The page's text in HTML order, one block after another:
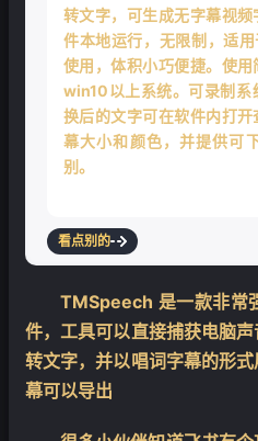
转文字，可生成无字幕视
件本地运行，无限制，适
使用，体积小巧便捷。使
win10以上系统。可录制系
换后的文字可在软件内打
幕大小和颜色，并提供可
别。
看点别的
TMSpeech 是一款非常
件，工具可以直接捕获电脑
转文字，并以唱词字幕的形
幕可以导出